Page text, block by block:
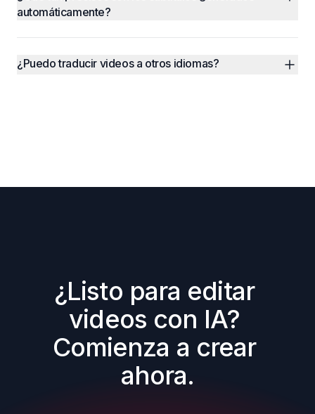
automáticamente?
¿Puedo traducir videos a otros idiomas?
¿Listo para editar
videos con IA?
Comienza a crear
ahora.